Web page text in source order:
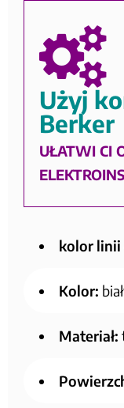
Użyj
Berker
UŁATWI CI
kolor linii
Kolor:
Materiał: